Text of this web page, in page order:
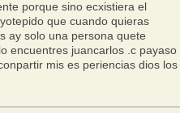
porque sino ecxistiera el
que cuando quieras
ay solo una persona quete
encuentres juancarlos .c payaso
mis es periencias dios los